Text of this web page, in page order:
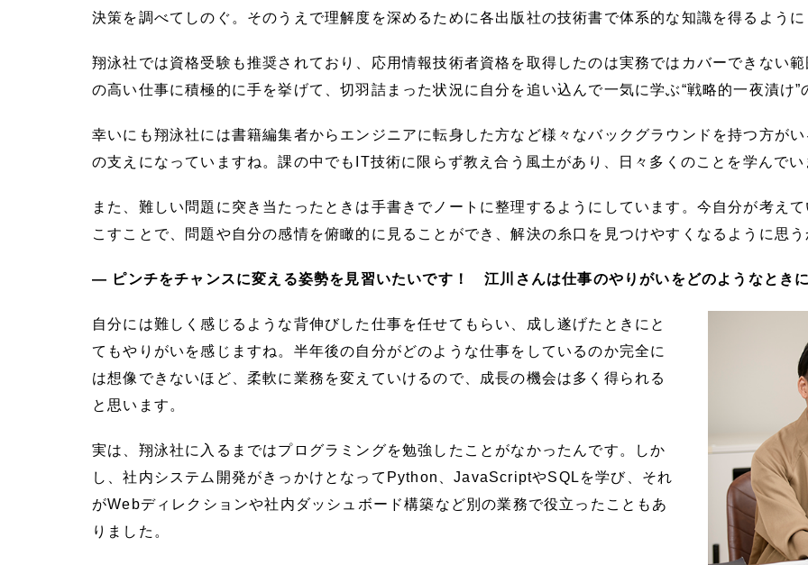
決策を調べてしのぐ。そのうえで理解度を深めるために各出版社の技術書で体系的な知識を得るよう
翔泳社では資格受験も推奨されており、応用情報技術者資格を取得したのは実務ではカバーできない
の高い仕事に積極的に手を挙げて、切羽詰まった状況に自分を追い込んで一気に学ぶ“戦略的一夜漬け
幸いにも翔泳社には書籍編集者からエンジニアに転身した方など様々なバックグラウンドを持つ方が
の支えになっていますね。課の中でもIT技術に限らず教え合う風土があり、日々多くのことを学んで
また、難しい問題に突き当たったときは手書きでノートに整理するようにしています。今自分が考え
こすことで、問題や自分の感情を俯瞰的に見ることができ、解決の糸口を見つけやすくなるように思
― ピンチをチャンスに変える姿勢を見習いたいです！ 江川さんは仕事のやりがいをどのようなとき
自分には難しく感じるような背伸びした仕事を任せてもらい、成し遂げたときにと
てもやりがいを感じますね。半年後の自分がどのような仕事をしているのか完全に
は想像できないほど、柔軟に業務を変えていけるので、成長の機会は多く得られる
と思います。
実は、翔泳社に入るまではプログラミングを勉強したことがなかったんです。しか
し、社内システム開発がきっかけとなってPython、JavaScriptやSQLを学び、それ
がWebディレクションや社内ダッシュボード構築など別の業務で役立ったこともあ
りました。